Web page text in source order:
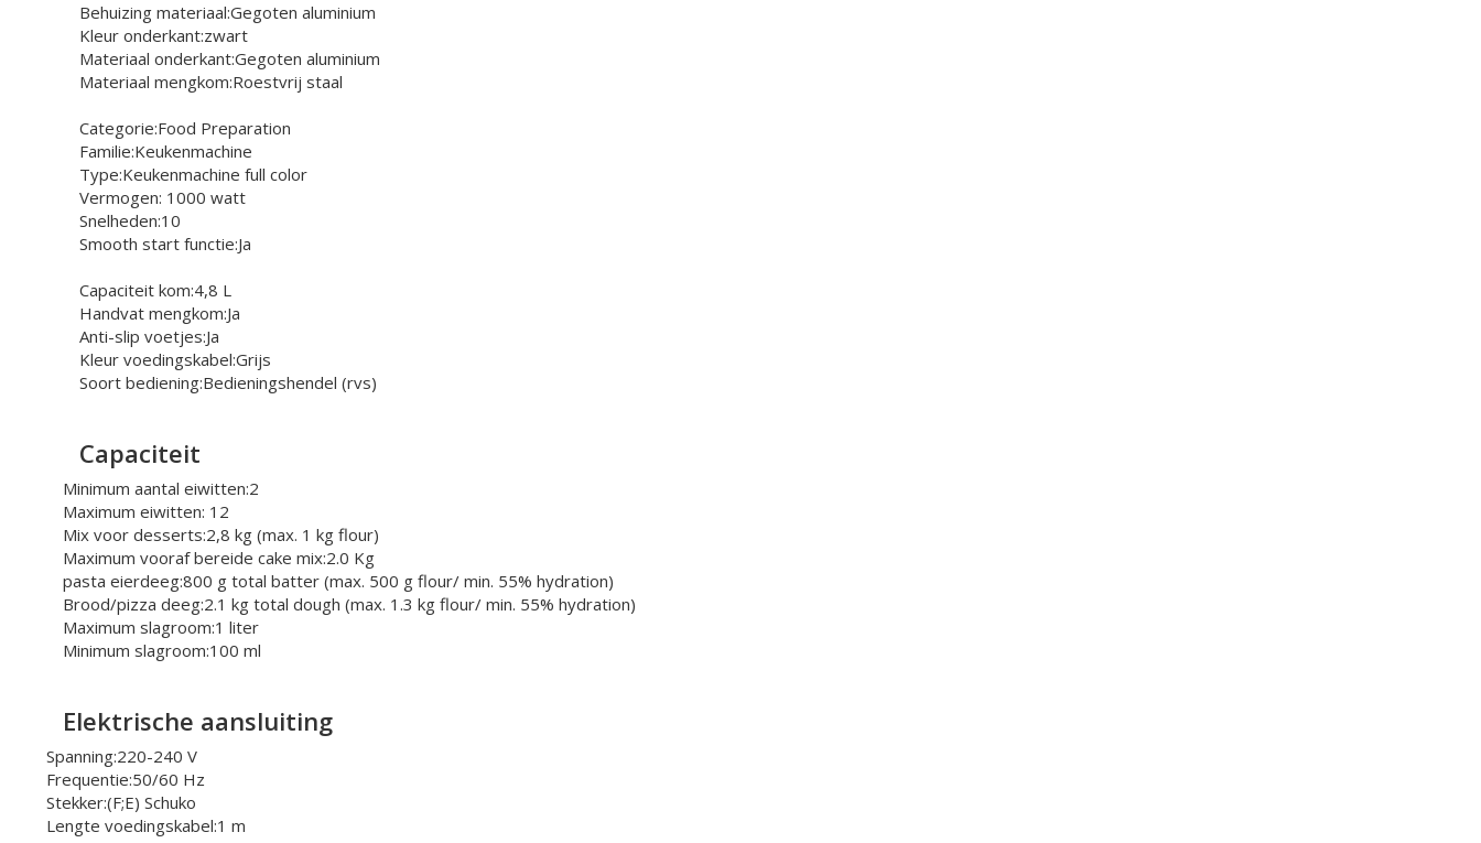
Behuizing materiaal:Gegoten aluminium
Kleur onderkant:zwart
Materiaal onderkant:Gegoten aluminium
Materiaal mengkom:Roestvrij staal
Categorie:Food Preparation
Familie:Keukenmachine
Type:Keukenmachine full color
Vermogen: 1000 watt
Snelheden:10
Smooth start functie:Ja
Capaciteit kom:4,8 L
Handvat mengkom:Ja
Anti-slip voetjes:Ja
Kleur voedingskabel:Grijs
Soort bediening:Bedieningshendel (rvs)
Capaciteit
Minimum aantal eiwitten:2
Maximum eiwitten: 12
Mix voor desserts:2,8 kg (max. 1 kg flour)
Maximum vooraf bereide cake mix:2.0 Kg
pasta eierdeeg:800 g total batter (max. 500 g flour/ min. 55% hydration)
Brood/pizza deeg:2.1 kg total dough (max. 1.3 kg flour/ min. 55% hydration)
Maximum slagroom:1 liter
Minimum slagroom:100 ml
Elektrische aansluiting
Spanning:220-240 V
Frequentie:50/60 Hz
Stekker:(F;E) Schuko
Lengte voedingskabel:1 m